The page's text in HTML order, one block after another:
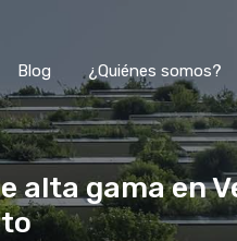
Blog ¿Quiénes somos?
alta gama en